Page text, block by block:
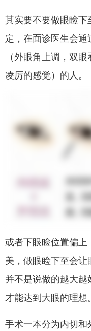
其实要不要做眼睑
定，在面诊医生会
（外眼角上调，双
凌厉的感觉）的人。
或者下眼睑位置偏
美，做眼睑下至会
并不是说做的越大越
才能达到大眼的理想。
手术一本分为内切